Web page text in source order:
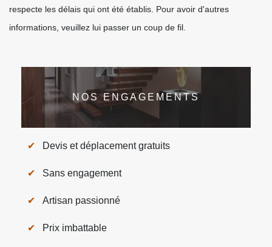
respecte les délais qui ont été établis. Pour avoir d'autres
informations, veuillez lui passer un coup de fil.
NOS ENGAGEMENTS
Devis et déplacement gratuits
Sans engagement
Artisan passionné
Prix imbattable